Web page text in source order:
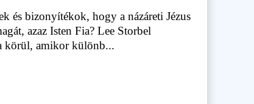
és bizonyítékok, hogy a názáreti Jézus
azaz Isten Fia? Lee Storbel
körül, amikor különb...